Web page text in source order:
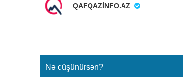
QAFQAZINFO.AZ
Nə düşünürsən?